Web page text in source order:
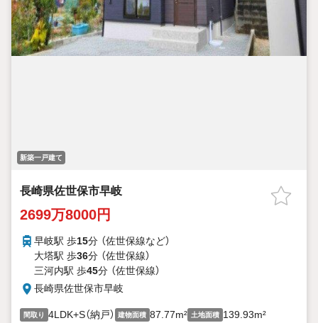
新築一戸建て
長崎県佐世保市早岐
2699万8000円
早岐駅 歩15分 （佐世保線など）
大塔駅 歩36分 （佐世保線）
三河内駅 歩45分 （佐世保線）
長崎県佐世保市早岐
間取り 4LDK+S（納戸） 建物面積 87.77m² 土地面積 139.93m²